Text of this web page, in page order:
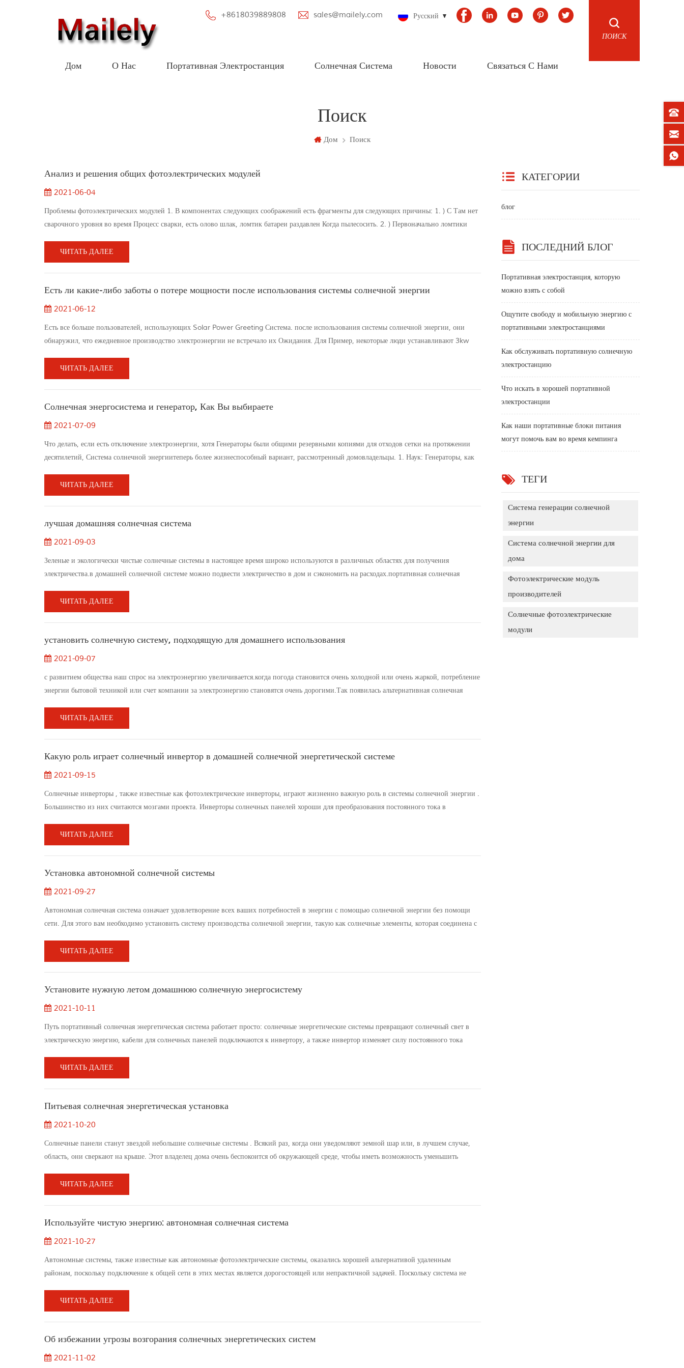
+8618039889808 sales@mailely.com Русский
ПОИСК
Дом О Нас Портативная Электростанция Солнечная Система Новости Связаться С Нами
Поиск
Дом Поиск
Анализ и решения общих фотоэлектрических модулей
2021-06-04
Проблемы фотоэлектрических модулей 1. В компонентах следующих соображений есть фрагменты для следующих причины: 1. ) С Там нет
сварочного уровня во время Процесс сварки, есть олово шлак, ломтик батареи раздавлен Когда пылесосить. 2. ) Первоначально ломтики
компонента, проблема жес...
ЧИТАТЬ ДАЛЕЕ
Есть ли какие-либо заботы о потере мощности после использования системы солнечной энергии
2021-06-12
Есть все больше пользователей, использующих Solar Power Greeting Система. после использования системы солнечной энергии, они
обнаружил, что ежедневное производство электроэнергии не встречало их Ожидания. Для Пример, некоторые люди устанавливают 3kw
Есть следующие виды асп...
ЧИТАТЬ ДАЛЕЕ
Солнечная энергосистема и генератор, Как Вы выбираете
2021-07-09
Что делать, если есть отключение электроэнергии, хотя Генераторы были общими резервными копиями для отходов сетки на протяжении
десятилетий, Система солнечной энергиитеперь более жизнеспособный вариант, рассмотренный домовладельцы. 1. Наук: Генераторы, как
представьте, что двигате...
ЧИТАТЬ ДАЛЕЕ
лучшая домашняя солнечная система
2021-09-03
Зеленые и экологически чистые солнечные системы в настоящее время широко используются в различных областях для получения
электричества.в домашней солнечной системе можно подвести электричество в дом и сэкономить на расходах.портативная солнечная
жить в солнечном доме...
ЧИТАТЬ ДАЛЕЕ
установить солнечную систему, подходящую для домашнего использования
2021-09-07
с развитием общества наш спрос на электроэнергию увеличивается.когда погода становится очень холодной или очень жаркой, потребление
энергии бытовой техникой или счет компании за электроэнергию становятся очень дорогими.Так появилась альтернативная солнечная
энергия - хор...
ЧИТАТЬ ДАЛЕЕ
Какую роль играет солнечный инвертор в домашней солнечной энергетической системе
2021-09-15
Солнечные инверторы , также известные как фотоэлектрические инверторы, играют жизненно важную роль в системы солнечной энергии .
Большинство из них считаются мозгами проекта. Инверторы солнечных панелей хороши для преобразования постоянного тока в
электричества. Какую роль игр...
ЧИТАТЬ ДАЛЕЕ
Установка автономной солнечной системы
2021-09-27
Автономная солнечная система означает удовлетворение всех ваших потребностей в энергии с помощью солнечной энергии без помощи
сети. Для этого вам необходимо установить систему производства солнечной энергии, такую ​​как солнечные элементы, которая соединена с
электроэнергии, и на...
ЧИТАТЬ ДАЛЕЕ
Установите нужную летом домашнюю солнечную энергосистему
2021-10-11
Путь портативный солнечная энергетическая система работает просто: солнечные энергетические системы превращают солнечный свет в
электрическую энергию, кабели для солнечных панелей подключаются к инвертору, а также инвертор изменяет силу постоянного тока
вечер вырабатыва...
ЧИТАТЬ ДАЛЕЕ
Питьевая солнечная энергетическая установка
2021-10-20
Солнечные панели станут звездой небольшие солнечные системы . Всякий раз, когда они уведомляют земной шар или, в лучшем случае,
область, они сверкают на крыше. Этот владелец дома очень беспокоится об окружающей среде, чтобы иметь возможность уменьшить
любой другой звездо...
ЧИТАТЬ ДАЛЕЕ
Используйте чистую энергию: автономная солнечная система
2021-10-27
Автономные системы, также известные как автономные фотоэлектрические системы, оказались хорошей альтернативой удаленным
районам, поскольку подключение к общей сети в этих местах является дорогостоящей или непрактичной задачей. Поскольку система не
организацией World Reso...
ЧИТАТЬ ДАЛЕЕ
Об избежании угрозы возгорания солнечных энергетических систем
2021-11-02
КАТЕГОРИИ
блог
ПОСЛЕДНИЙ БЛОГ
Портативная электростанция, которую
можно взять с собой
Ощутите свободу и мобильную энергию с
портативными электростанциями
Как обслуживать портативную солнечную
электростанцию
Что искать в хорошей портативной
электростанции
Как наши портативные блоки питания
могут помочь вам во время кемпинга
ТЕГИ
Система генерации солнечной
энергии
Система солнечной энергии для
дома
Фотоэлектрические модуль
производителей
Солнечные фотоэлектрические
модули